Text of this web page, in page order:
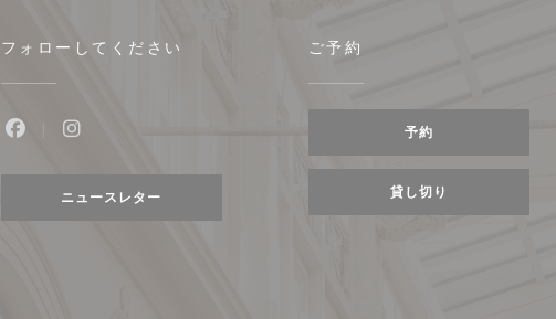
ウで開きます))
フォローしてください
Instagram ((新しいウィンドウで開きます))
ニュースレター
ご予約
予約
貸し切り